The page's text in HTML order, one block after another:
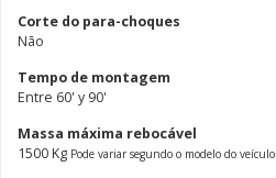
Corte do para-choques
Não
Tempo de montagem
Entre 60' y 90'
Massa máxima rebocável
1500 Kg Pode variar segundo o modelo do veículo